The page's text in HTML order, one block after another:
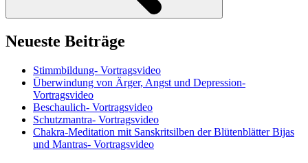
Neueste Beiträge
Stimmbildung- Vortragsvideo
Überwindung von Ärger, Angst und Depression-
Vortragsvideo
Beschaulich- Vortragsvideo
Schutzmantra- Vortragsvideo
Chakra-Meditation mit Sanskritsilben der Blütenblätter Bijas
und Mantras- Vortragsvideo